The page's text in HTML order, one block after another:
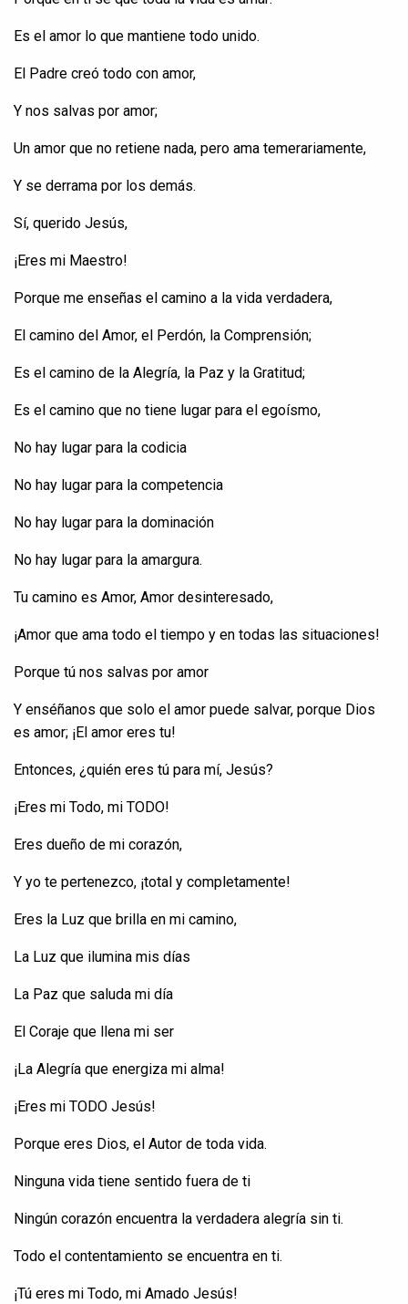
Es el amor lo que mantiene todo unido.
El Padre creó todo con amor,
Y nos salvas por amor;
Un amor que no retiene nada, pero ama temerariamente,
Y se derrama por los demás.
Sí, querido Jesús,
¡Eres mi Maestro!
Porque me enseñas el camino a la vida verdadera,
El camino del Amor, el Perdón, la Comprensión;
Es el camino de la Alegría, la Paz y la Gratitud;
Es el camino que no tiene lugar para el egoísmo,
No hay lugar para la codicia
No hay lugar para la competencia
No hay lugar para la dominación
No hay lugar para la amargura.
Tu camino es Amor, Amor desinteresado,
¡Amor que ama todo el tiempo y en todas las situaciones!
Porque tú nos salvas por amor
Y enséñanos que solo el amor puede salvar, porque Dios
es amor; ¡El amor eres tu!
Entonces, ¿quién eres tú para mí, Jesús?
¡Eres mi Todo, mi TODO!
Eres dueño de mi corazón,
Y yo te pertenezco, ¡total y completamente!
Eres la Luz que brilla en mi camino,
La Luz que ilumina mis días
La Paz que saluda mi día
El Coraje que llena mi ser
¡La Alegría que energiza mi alma!
¡Eres mi TODO Jesús!
Porque eres Dios, el Autor de toda vida.
Ninguna vida tiene sentido fuera de ti
Ningún corazón encuentra la verdadera alegría sin ti.
Todo el contentamiento se encuentra en ti.
¡Tú eres mi Todo, mi Amado Jesús!